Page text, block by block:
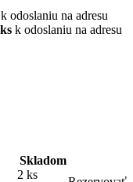
k odoslaniu na adresu
k odoslaniu na adresu
Skladom
2 ks